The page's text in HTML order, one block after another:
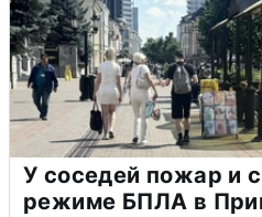
У соседей пожар и
режиме БПЛА в